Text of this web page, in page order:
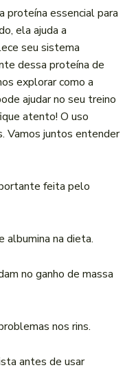
proteína essencial para
ela ajuda a
seu sistema
dessa proteína de
explorar como a
ajudar no seu treino
atento! O uso
Vamos juntos entender
feita pelo
albumina na dieta.
no ganho de massa
nos rins.
antes de usar